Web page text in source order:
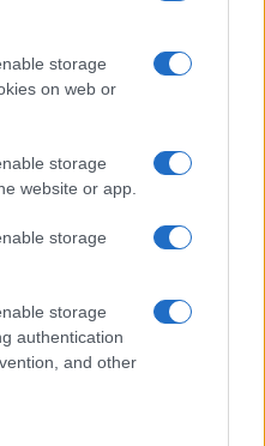
storage
on web or
storage
website or app.
storage
storage
authentication
and other
europskih